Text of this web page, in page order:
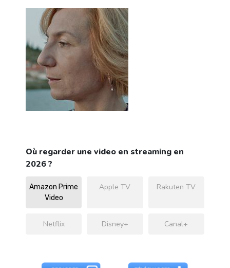
Où regarder une video en streaming en
2026 ?
Amazon Prime
Video
Apple TV Rakuten TV
Netflix Disney+ Canal+